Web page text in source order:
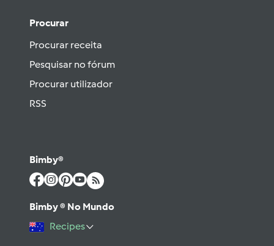
Procurar
Procurar receita
Pesquisar no fórum
Procurar utilizador
RSS
Bimby®
Bimby ® No Mundo
Recipes